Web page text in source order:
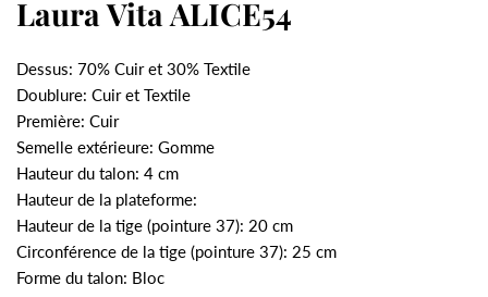
Laura Vita ALICE54
Dessus: 70% Cuir et 30% Textile
Doublure: Cuir et Textile
Première: Cuir
Semelle extérieure: Gomme
Hauteur du talon: 4 cm
Hauteur de la plateforme:
Hauteur de la tige (pointure 37): 20 cm
Circonférence de la tige (pointure 37): 25 cm
Forme du talon: Bloc